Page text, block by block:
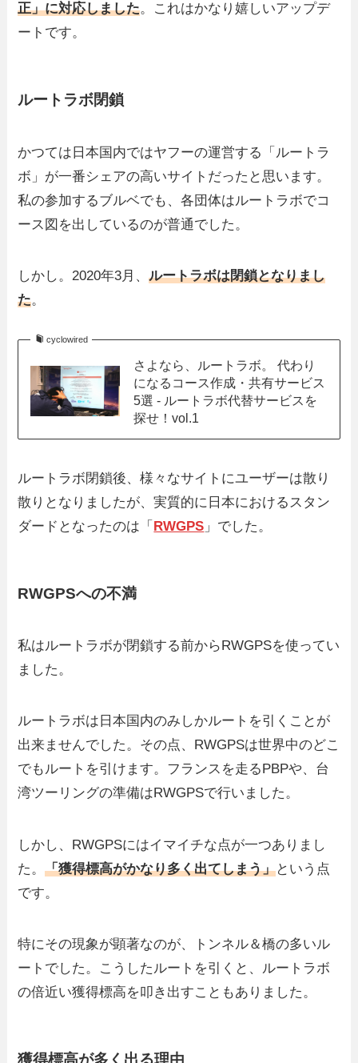
正」に対応しました。これはかなり嬉しいアップデ
ートです。
ルートラボ閉鎖
かつては日本国内ではヤフーの運営する「ルートラ
ボ」が一番シェアの高いサイトだったと思います。
私の参加するブルベでも、各団体はルートラボでコ
ース図を出しているのが普通でした。
しかし。2020年3月、ルートラボは閉鎖となりまし
た。
cyclowired
さよなら、ルートラボ。 代わり
になるコース作成・共有サービス
5選 - ルートラボ代替サービスを
探せ！vol.1
ルートラボ閉鎖後、様々なサイトにユーザーは散り
散りとなりましたが、実質的に日本におけるスタン
ダードとなったのは「 RWGPS 」でした。
RWGPSへの不満
私はルートラボが閉鎖する前からRWGPSを使ってい
ました。
ルートラボは日本国内のみしかルートを引くことが
出来ませんでした。その点、RWGPSは世界中のどこ
でもルートを引けます。フランスを走るPBPや、台
湾ツーリングの準備はRWGPSで行いました。
しかし、RWGPSにはイマイチな点が一つありまし
た。「獲得標高がかなり多く出てしまう」という点
です。
特にその現象が顕著なのが、トンネル＆橋の多いル
ートでした。こうしたルートを引くと、ルートラボ
の倍近い獲得標高を叩き出すこともありました。
獲得標高が多く出る理由